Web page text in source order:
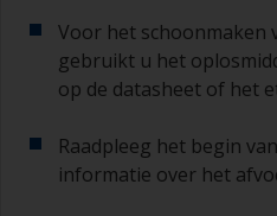
Voor het schoonmaken
gebruikt u het
op de datasheet of het
Raadpleeg het begin
informatie over het